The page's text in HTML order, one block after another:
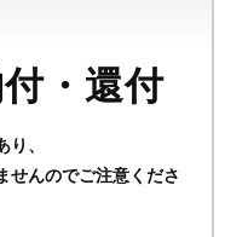
・還付
、
せんのでご注意くださ